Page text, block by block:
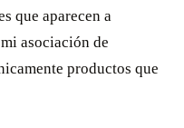
que aparecen a
asociación de
productos que